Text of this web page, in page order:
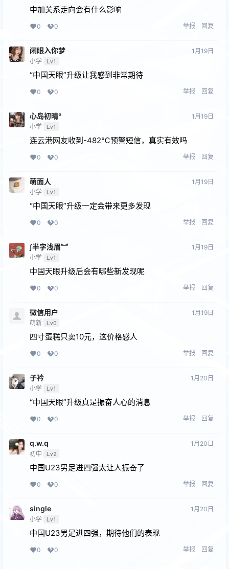
中加关系走向会有什么影响
0 0 举报 回复
闭眼⼊你梦
小学 Lv1
1月19日
“中国天眼”升级让我感到非常期待
0 0 举报 回复
心岛初晴°
小学 Lv1
1月19日
连云港网友收到-482℃预警短信，真实有效吗
0 0 举报 回复
萌面人
小学 Lv1
1月19日
“中国天眼”升级一定会带来更多发现
0 0 举报 回复
∫半字浅眉︼
小学 Lv1
1月19日
中国天眼升级后会有哪些新发现呢
0 0 举报 回复
微信用户
萌新 Lv0
1月19日
四寸蛋糕只卖10元，这价格感人
0 0 举报 回复
子衿
小学 Lv1
1月20日
“中国天眼”升级真是振奋人心的消息
0 0 举报 回复
q.w.q
初中 Lv2
1月20日
中国U23男足进四强太让人振奋了
0 0 举报 回复
single
小学 Lv1
1月20日
中国U23男足进四强，期待他们的表现
0 0 举报 回复